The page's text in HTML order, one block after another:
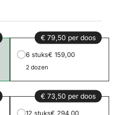
€ 79,50 per doos
6 stuks€ 159,00
2 dozen
€ 73,50 per doos
12 stuks€ 294,00